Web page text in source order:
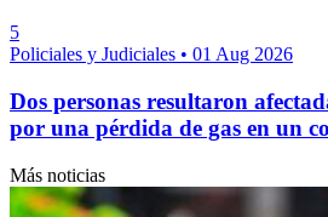
5
Policiales y Judiciales • 01 Aug 2026
Dos personas resultaron
por una pérdida de gas en un
Más noticias